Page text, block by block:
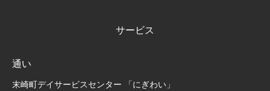
サービス
通い
末崎町デイサービスセンター 「にぎわい」